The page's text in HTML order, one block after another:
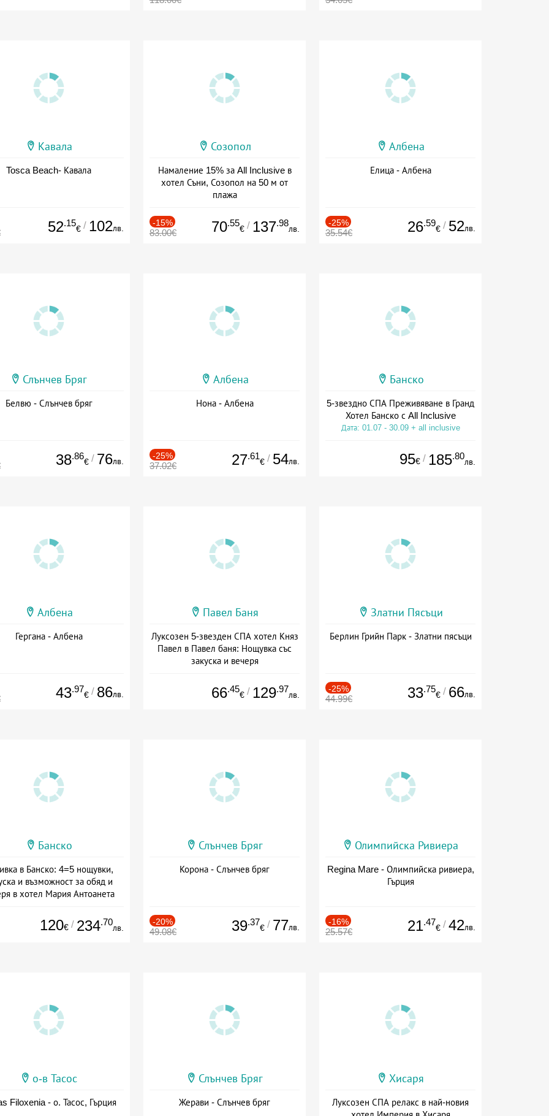
Кавала
Tosca Beach- Кавала
52.15
€ / 102лв.
Созопол
Намаление 15% за All Inclusive в
хотел Съни, Созопол на 50 м от
плажа
-15%
83.00€ 70.55
€ / 137.98
лв.
Албена
Елица - Албена
-25%
35.54€ 26.59
€ / 52лв.
Слънчев Бряг
Белвю - Слънчев бряг
38.86
€ / 76лв.
Албена
Нона - Албена
-25%
37.02€ 27.61
€ / 54лв.
Банско
5-звездно СПА Преживяване в Гранд
Хотел Банско с All Inclusive
Дата: 01.07 - 30.09 + all inclusive
95€ / 185.80
лв.
Албена
Гергана - Албена
43.97
€ / 86лв.
Павел Баня
Луксозен 5-звезден СПА хотел Княз
Павел в Павел баня: Нощувка със
закуска и вечеря
66.45
€ / 129.97
лв.
Златни Пясъци
Берлин Грийн Парк - Златни пясъци
-25%
44.99€ 33.75
€ / 66лв.
Банско
в Банско: 4=5 нощувки,
и възможност за обяд и
в хотел Мария Антоанета
120€ / 234.70
лв.
Слънчев Бряг
Корона - Слънчев бряг
-20%
49.08€ 39.37
€ / 77лв.
Олимпийска Ривиера
Regina Mare - Олимпийска ривиера,
Гърция
-16%
25.57€ 21.47
€ / 42лв.
о-в Тасос
Filoxenia - о. Тасос, Гърция
Слънчев Бряг
Жерави - Слънчев бряг
Хисаря
Луксозен СПА релакс в най-новия